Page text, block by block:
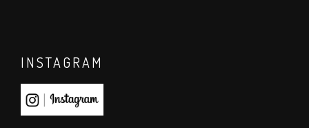
INSTAGRAM